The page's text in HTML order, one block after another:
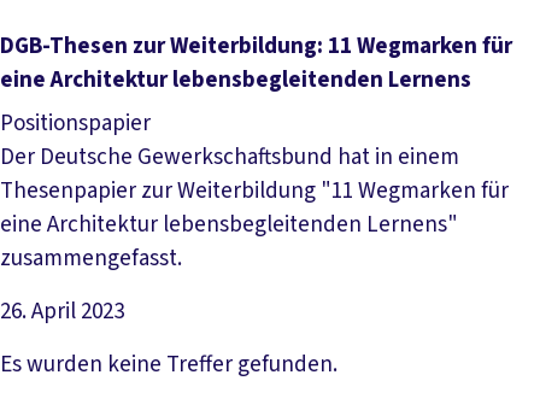
DGB-Thesen zur Weiterbildung: 11 Wegmarken für
eine Architektur lebensbegleitenden Lernens
Positionspapier
Der Deutsche Gewerkschaftsbund hat in einem
Thesenpapier zur Weiterbildung "11 Wegmarken für
eine Architektur lebensbegleitenden Lernens"
zusammengefasst.
26. April 2023
Datei herunterladen
Es wurden keine Treffer gefunden.